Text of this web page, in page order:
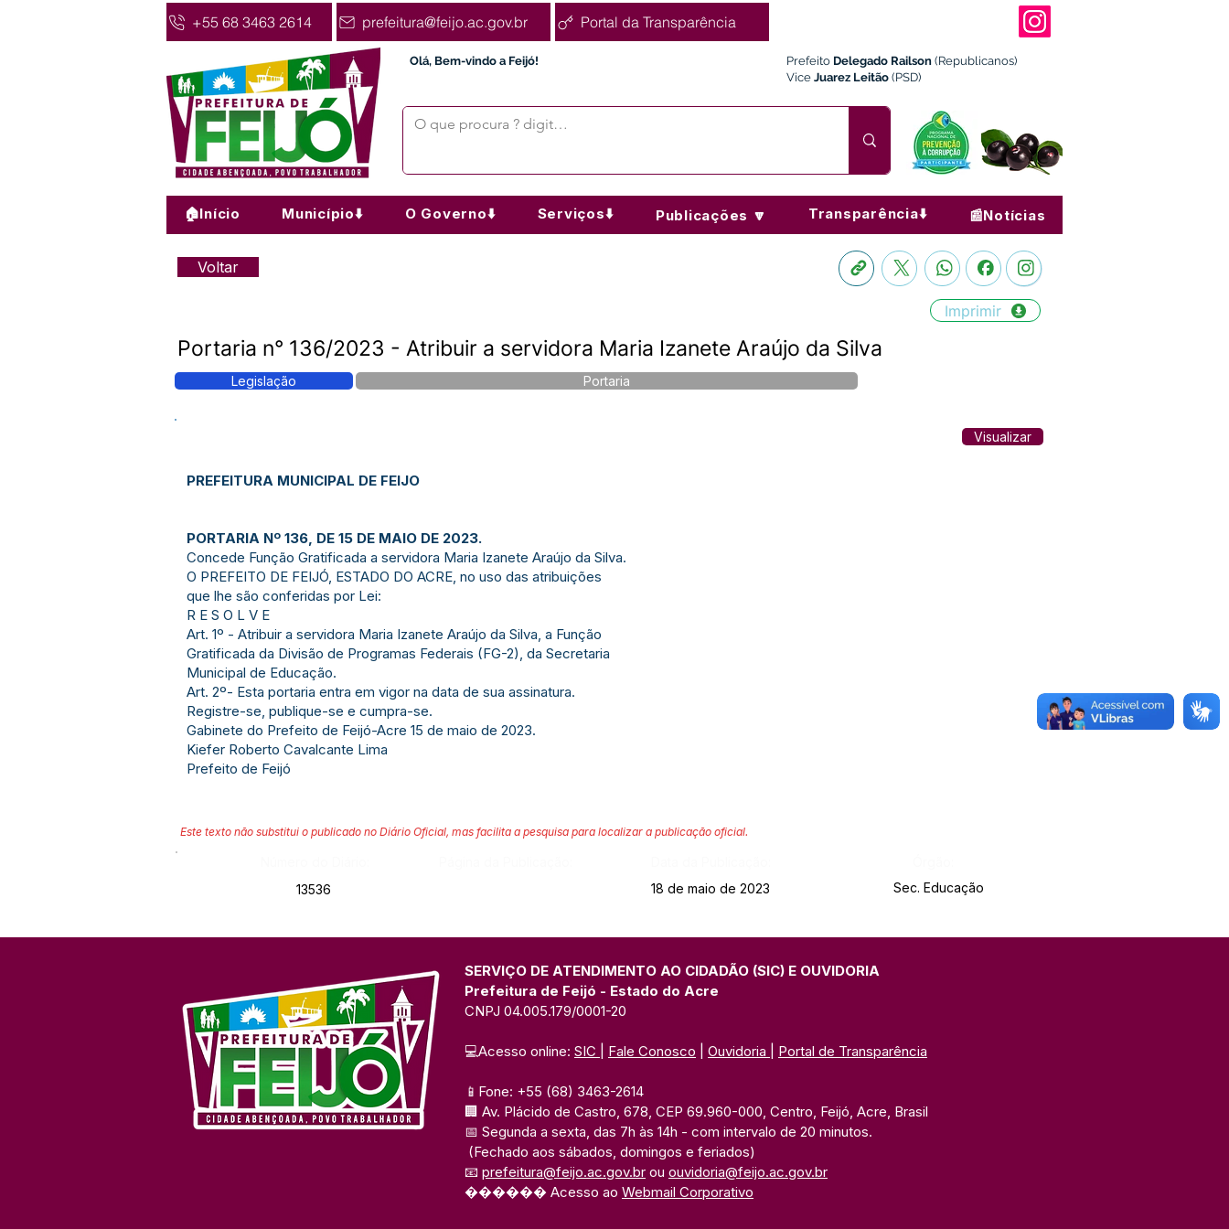
+55 68 3463 2614 prefeitura@feijo.ac.gov.br Portal da Transparência
Olá, Bem-vindo a Feijó! Prefeito Delegado Railson (Republicanos)
Vice Juarez Leitão (PSD)
🏠Início Município⬇️ O Governo⬇️ Serviços⬇️ Publicações 🔽 Transparência⬇️ 📰Notícias
Voltar
Imprimir
Portaria n° 136/2023 - Atribuir a servidora Maria Izanete Araújo da Silva
Legislação Portaria
Visualizar
PREFEITURA MUNICIPAL DE FEIJO
PORTARIA Nº 136, DE 15 DE MAIO DE 2023.
Concede Função Gratificada a servidora Maria Izanete Araújo da Silva.
O PREFEITO DE FEIJÓ, ESTADO DO ACRE, no uso das atribuições
que lhe são conferidas por Lei:
R E S O L V E
Art. 1º - Atribuir a servidora Maria Izanete Araújo da Silva, a Função
Gratificada da Divisão de Programas Federais (FG-2), da Secretaria
Municipal de Educação.
Art. 2º- Esta portaria entra em vigor na data de sua assinatura.
Registre-se, publique-se e cumpra-se.
Gabinete do Prefeito de Feijó-Acre 15 de maio de 2023.
Kiefer Roberto Cavalcante Lima
Prefeito de Feijó
Este texto não substitui o publicado no Diário Oficial, mas facilita a pesquisa para localizar a publicação oficial.
13536
18 de maio de 2023 Sec. Educação
SERVIÇO DE ATENDIMENTO AO CIDADÃO (SIC) E OUVIDORIA
Prefeitura de Feijó - Estado do Acre
CNPJ 04.005.179/0001-20
💻Acesso online: SIC Fale Conosco Ouvidoria Portal de Transparência
📱Fone: +55 (68) 3463-2614
🏢 Av. Plácido de Castro, 678, CEP 69.960-000, Centro, Feijó, Acre, Brasil
📅 Segunda a sexta, das 7h às 14h - com intervalo de 20 minutos.
(Fechado aos sábados, domingos e feriados)
📧 prefeitura@feijo.ac.gov.br ou ouvidoria@feijo.ac.gov.br
������ Acesso ao Webmail Corporativo